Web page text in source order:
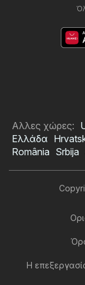
Αλλες χώρες:
Ελλάδα
România Srbija
Η